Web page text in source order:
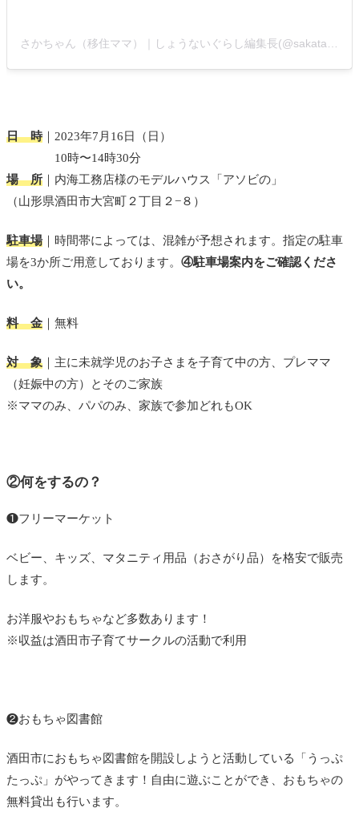
日 時｜2023年7月16日（日）
10時〜14時30分
場 所 ｜内海工務店様のモデルハウス「アソビの」
（山形県酒田市大宮町２丁目２−８）
駐車場｜時間帯によっては、混雑が予想されます。指定の駐車
場を3か所ご用意しております。 ④駐車場案内をご確認くださ
い。
料 金 ｜無料
対 象 ｜主に未就学児のお子さまを子育て中の方、プレママ
（妊娠中の方）とそのご家族
※ママのみ、パパのみ、家族で参加どれもOK
②何をするの？
❶フリーマーケット
ベビー、キッズ、マタニティ用品（おさがり品）を格安で販売
します。
お洋服やおもちゃなど多数あります！
※収益は酒田市子育てサークルの活動で利用
❷おもちゃ図書館
酒田市におもちゃ図書館を開設しようと活動している「うっぷ
たっぷ」がやってきます！ 自由に遊ぶことができ、おもちゃの
無料貸出も行います。